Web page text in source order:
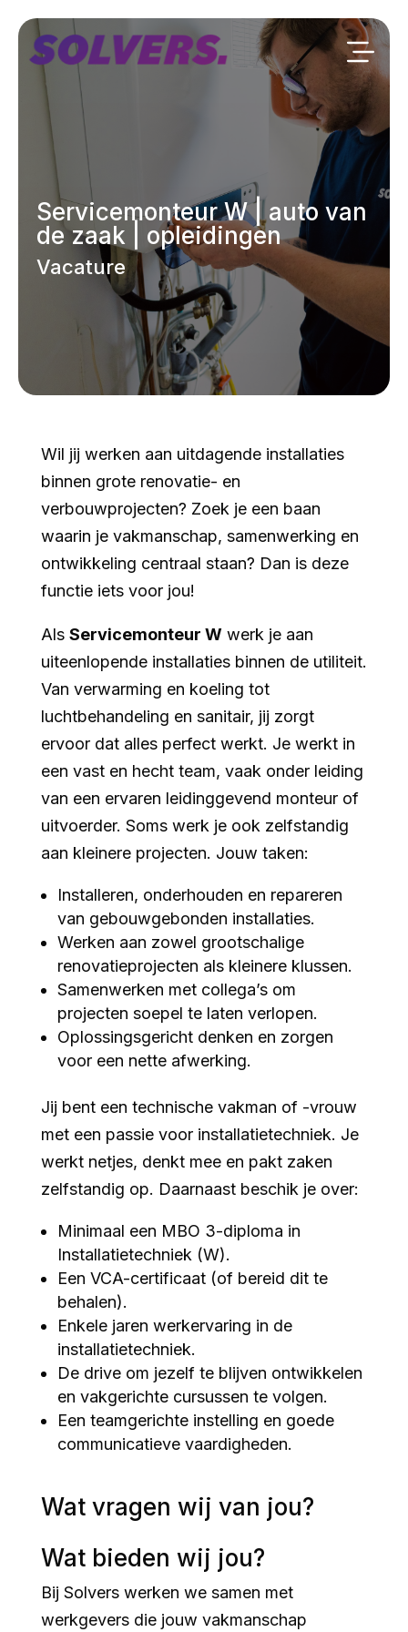
Servicemonteur W | auto van
de zaak | opleidingen
Vacature
Wil jij werken aan uitdagende installaties
binnen grote renovatie- en
verbouwprojecten? Zoek je een baan
waarin je vakmanschap, samenwerking en
ontwikkeling centraal staan? Dan is deze
functie iets voor jou!
Als Servicemonteur Wwerk je aan
uiteenlopende installaties binnen de utiliteit.
Van verwarming en koeling tot
luchtbehandeling en sanitair, jij zorgt
ervoor dat alles perfect werkt. Je werkt in
een vast en hecht team, vaak onder leiding
van een ervaren leidinggevend monteur of
uitvoerder. Soms werk je ook zelfstandig
aan kleinere projecten. Jouw taken:
Installeren, onderhouden en repareren
van gebouwgebonden installaties.
Werken aan zowel grootschalige
renovatieprojecten als kleinere klussen.
Samenwerken met collega’s om
projecten soepel te laten verlopen.
Oplossingsgericht denken en zorgen
voor een nette afwerking.
Jij bent een technische vakman of -vrouw
met een passie voor installatietechniek. Je
werkt netjes, denkt mee en pakt zaken
zelfstandig op. Daarnaast beschik je over:
Minimaal een MBO 3-diploma in
Installatietechniek (W).
Een VCA-certificaat (of bereid dit te
behalen).
Enkele jaren werkervaring in de
installatietechniek.
De drive om jezelf te blijven ontwikkelen
en vakgerichte cursussen te volgen.
Een teamgerichte instelling en goede
communicatieve vaardigheden.
Wat vragen wij van jou?
Wat bieden wij jou?
Bij Solvers werken we samen met
werkgevers die jouw vakmanschap